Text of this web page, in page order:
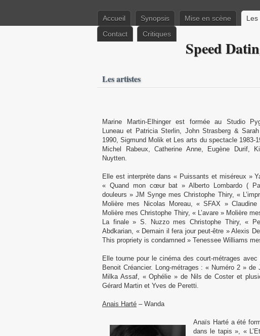
Accueil Synopsis Mise en scène Les
Contact
Critiques
Speed
Les artistes
Marine Martin-Elhinger est formée au Studio
Luneau et Patricia Sterlin, John Strasberg &
1990, Sigmund Molik et Les arts du spectacle 1983-
Michel Rabeux, Catherine Anne, Eugène Durif,
Nuytten.
Elle est interprète dans « Puissants et miséreux »
« Quand mon cœur bat » Alberto Lombardo (
douleurs » JM Synge mes Christophe Thiry, «
Molière mes Nicolas Moreau, « SFAX »
Molière mes Christophe Thiry, « L’avare » Molière
La finale » S. Nuzzo mes Christophe Thiry, «
Abdkarian, « Demain il fera jour peut-être » Alexis
This propriety is condamned » Tenessee Williams
Elle tourne pour le cinéma des court-métrages
Benoit Créancier. Long-métrages : « Numéro 2 »
Milka Assaf, « Ophélie » de Nils de Coster et
Gérard Martin et Yves de Peretti.
Anais Harté – Wanda
Anaïs Harté a été
dans le tapis », «